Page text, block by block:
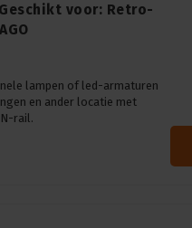
voor: Retro-
lampen of led-armaturen
en ander locatie met
rail.